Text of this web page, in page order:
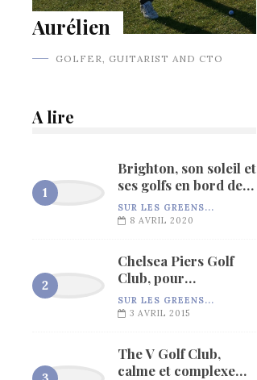
Aurélien
GOLFER, GUITARIST AND CTO
A lire
Brighton, son soleil et
ses golfs en bord de
mer…
SUR LES GREENS...
8 AVRIL 2020
Chelsea Piers Golf
Club, pour
l’entraînement…
SUR LES GREENS...
3 AVRIL 2015
The V Golf Club,
calme et complexe…